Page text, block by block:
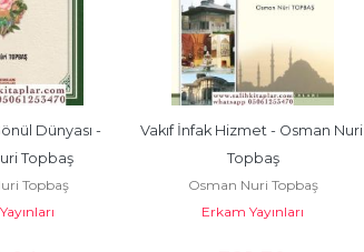
Dünyası -
Topbaş
Topbaş
Vakıf İnfak Hizmet - Osman Nuri
Topbaş
Osman Nuri Topbaş
Erkam Yayınları